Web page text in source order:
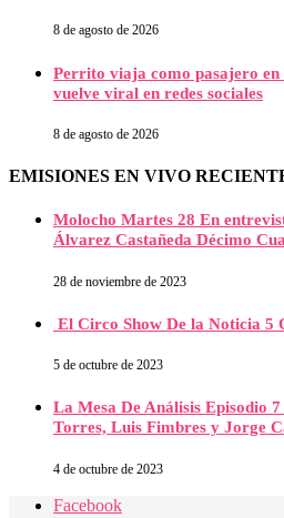
8 de agosto de 2026
Perrito viaja como pasajero en
vuelve viral en redes sociales
8 de agosto de 2026
EMISIONES EN VIVO
Molocho Martes 28 En
Álvarez Castañeda Décimo
28 de noviembre de 2023
El Circo Show De la Noticia 5
5 de octubre de 2023
La Mesa De Análisis Episodio
Torres, Luis Fimbres y Jorge
4 de octubre de 2023
Facebook